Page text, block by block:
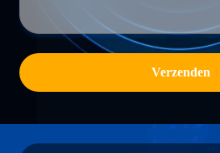
Verzenden